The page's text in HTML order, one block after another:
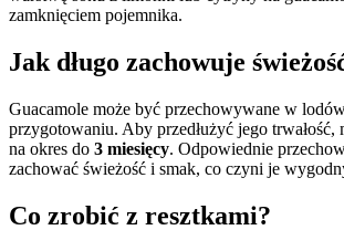
zamknięciem pojemnika.
Jak długo zachowuje
Guacamole może być przechowywane w
przygotowaniu. Aby przedłużyć jego trwałość,
na okres do 3 miesięcy. Odpowiednie
zachować świeżość i smak, co czyni je
Co zrobić z resztkami?